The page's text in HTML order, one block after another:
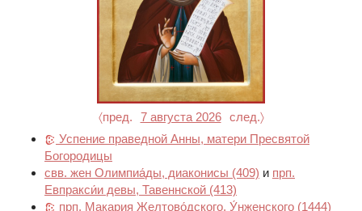
〈пред. 7 августа 2026
след.〉
Успение праведной Анны, матери Пресвятой
Богородицы
свв. жен Олимпиа́ды, диаконисы (409) и прп.
Евпракси́и девы, Тавеннской (413)
прп. Макария Желтово́дского, У́нженского (1444)